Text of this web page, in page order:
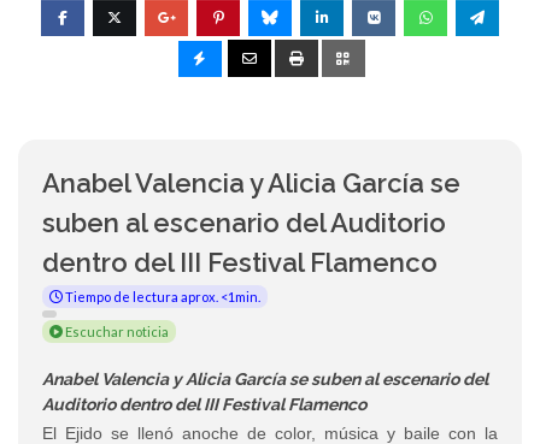
Anabel Valencia y Alicia García se
suben al escenario del Auditorio
dentro del III Festival Flamenco
Tiempo de lectura aprox. <1min.
Escuchar noticia
Anabel Valencia y Alicia García se suben al escenario del
Auditorio dentro del III Festival Flamenco
El Ejido se llenó anoche de color, música y baile con la